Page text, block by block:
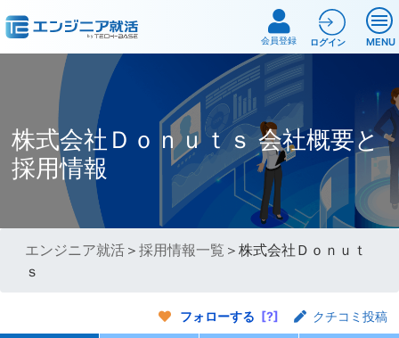
MENU
会員登録 ログイン
株式会社Ｄｏｎｕｔｓ 会社概要と
採用情報
エンジニア就活 ＞採用情報一覧 ＞株式会社Ｄｏｎｕｔ
ｓ
フォローする [?] クチコミ投稿